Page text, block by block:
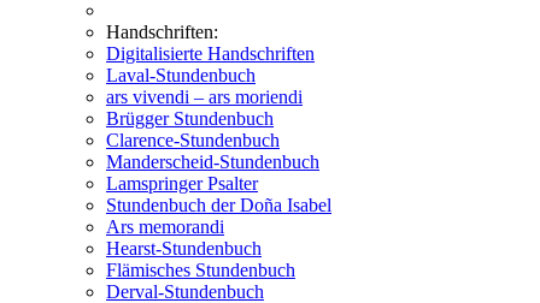
Handschriften:
Digitalisierte Handschriften
Laval-Stundenbuch
ars vivendi – ars moriendi
Brügger Stundenbuch
Clarence-Stundenbuch
Manderscheid-Stundenbuch
Lamspringer Psalter
Stundenbuch der Doña Isabel
Ars memorandi
Hearst-Stundenbuch
Flämisches Stundenbuch
Derval-Stundenbuch